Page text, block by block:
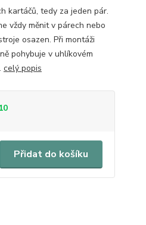
kartáčů, tedy za jeden pár.
vždy měnit v párech nebo
osazen. Při montáži
pohybuje v uhlíkovém
celý popis
Přidat do košíku